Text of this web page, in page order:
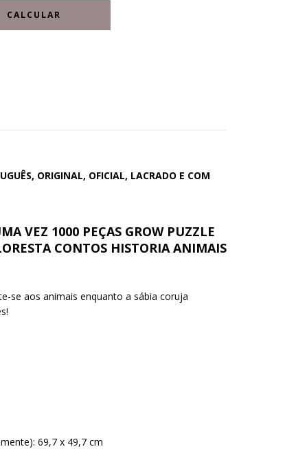
CALCULAR
ORIGINAL, OFICIAL, LACRADO E COM
VEZ 1000 PEÇAS GROW PUZZLE
CONTOS HISTORIA ANIMAIS
se aos animais enquanto a sábia coruja
69,7 x 49,7 cm